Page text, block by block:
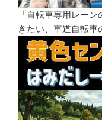
「自転車専用レー
きたい、車道自転車